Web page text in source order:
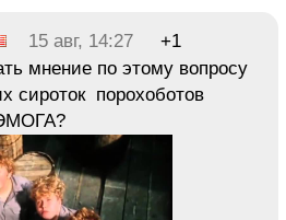
15 авг, 14:27
+1
мнение по этому вопросу
сироток порохоботов